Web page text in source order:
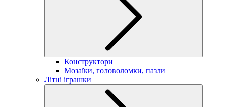
Конструктори
Мозаїки, головоломки, пазли
Літні іграшки